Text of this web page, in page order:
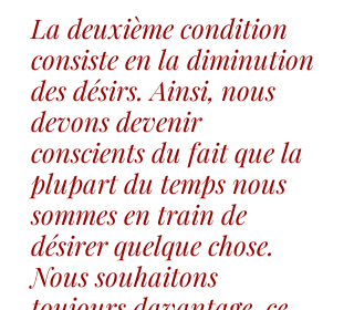
La deuxième condition
consiste en la diminution
des désirs. Ainsi, nous
devons devenir
conscients du fait que la
plupart du temps nous
sommes en train de
désirer quelque chose.
Nous souhaitons